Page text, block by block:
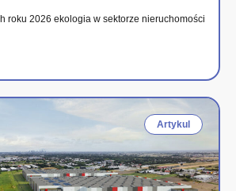
roku 2026 ekologia w sektorze nieruchomości
Artykul